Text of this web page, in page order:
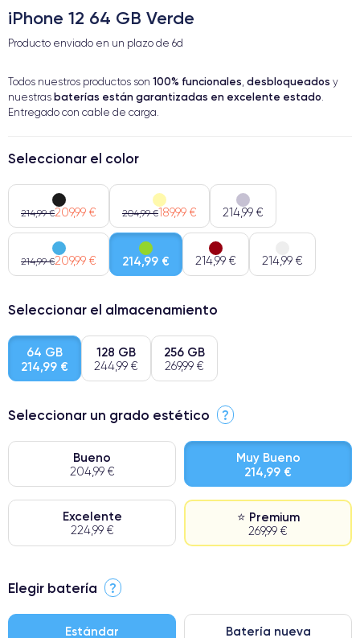
iPhone 12 64 GB Verde
Producto enviado en un plazo de 6d
Todos nuestros productos son 100% funcionales, desbloqueados y
nuestras baterías están garantizadas en excelente estado.
Entregado con cable de carga.
Seleccionar el color
214,99 €209,99 € 204,99 €189,99 € 214,99 €
214,99 €209,99 € 214,99 € 214,99 € 214,99 €
Seleccionar el almacenamiento
64 GB
214,99 €
128 GB
244,99 €
256 GB
269,99 €
Seleccionar un grado estético ?
Bueno
204,99 €
Muy Bueno
214,99 €
Excelente
224,99 €
⭐ Premium
269,99 €
⭐ Premium
● Batería: uso intensivo.
Elegir batería ?
Estándar
Batería nueva